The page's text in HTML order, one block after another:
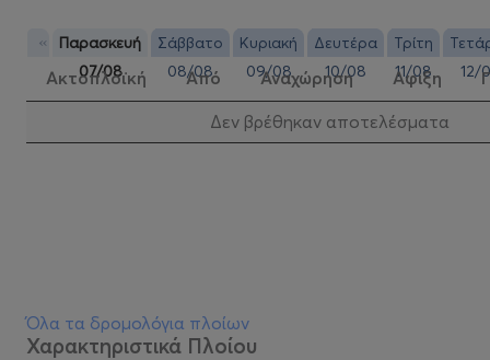
«
Παρασκευή
07/08
Σάββατο
08/08
Κυριακή
09/08
Δευτέρα
10/08
Τρίτη
11/08
12/
Ακτοπλοϊκή Από Αναχώρηση Αφιξη
Δεν βρέθηκαν αποτελέσματα
Όλα τα δρομολόγια πλοίων
Χαρακτηριστικά Πλοίου